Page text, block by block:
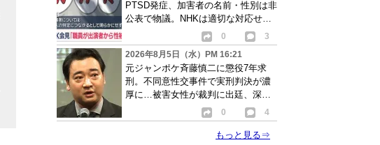
PTSD発症、加害者の名前・性別は非
公表で物議。NHKは適切な対応せず
0
3
2026年8月5日（水）PM 16:21
元ジャンポケ斉藤慎二に懲役7年求
刑。不同意性交事件で実刑判決が濃
厚に…被害女性が裁判に出廷、深刻
0 4
もっと見る⇒